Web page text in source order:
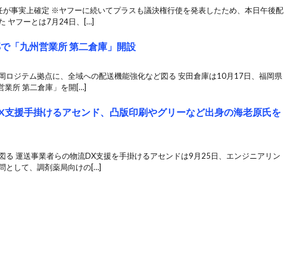
事実上確定 ※ヤフーに続いてプラスも議決権行使を発表したため、本日午後配
ヤフーとは7月24日、[…]
「九州営業所 第二倉庫」開設
ロジテム拠点に、全域への配送機能強化など図る 安田倉庫は10月17日、福岡県
業所 第二倉庫」を開[…]
支援手掛けるアセンド、凸版印刷やグリーなど出身の海老原氏を
る 運送事業者らの物流DX支援を手掛けるアセンドは9月25日、エンジニアリン
として、調剤薬局向けの[…]